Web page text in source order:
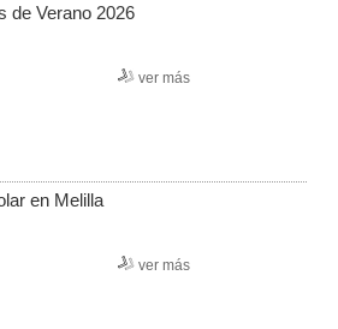
de Verano 2026
ver más
en Melilla
ver más